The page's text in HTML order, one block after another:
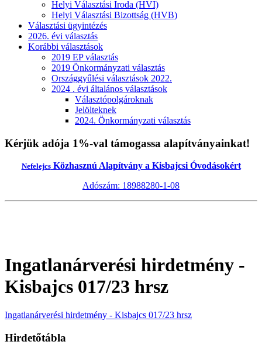
Helyi Választási Iroda (HVI)
Helyi Választási Bizottság (HVB)
Választási ügyintézés
2026. évi választás
Korábbi választások
2019 EP választás
2019 Önkormányzati választás
Országgyűlési választások 2022.
2024 . évi általános választások
Választópolgároknak
Jelölteknek
2024. Önkormányzati választás
Kérjük adója 1%-val támogassa alapítványainkat!
NefelejcsKözhasznú Alapítvány a Kisbajcsi Óvodásokért
Adószám: 18988280-1-08
Ingatlanárverési hirdetmény -
Kisbajcs 017/23 hrsz
Ingatlanárverési hirdetmény - Kisbajcs 017/23 hrsz
Hirdetőtábla